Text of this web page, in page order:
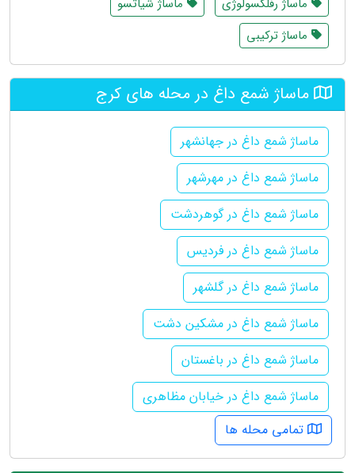
ماساژ رفلکسولوژی
ماساژ شیاتسو
ماساژ ترکیبی
ماساژ شمع داغ در محله های کرج
ماساژ شمع داغ در جهانشهر
ماساژ شمع داغ در مهرشهر
ماساژ شمع داغ در گوهردشت
ماساژ شمع داغ در فردیس
ماساژ شمع داغ در گلشهر
ماساژ شمع داغ در مشکین دشت
ماساژ شمع داغ در باغستان
ماساژ شمع داغ در خیابان مظاهری
تمامی محله ها